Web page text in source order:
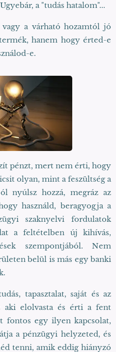
a "tudás hatalom"...
a várható hozamtól jó
hanem hogy érted-e
e.
pénzt, mert nem érti, hogy
olyan, mint a feszültség a
nyúlsz hozzá, megráz az
használd, beragyogja a
szaknyelvi fordulatok
a feltételben új kihívás,
szempontjából. Nem
belül is más egy banki
tapasztalat, saját és az
aki elolvasta és érti a fent
fontos egy ilyen kapcsolat,
a pénzügyi helyzeted, és
tenni, amik eddig hiányzó